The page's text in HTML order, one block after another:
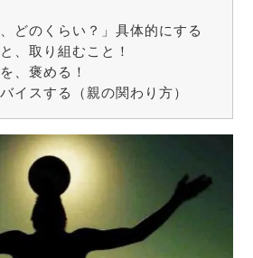
どのくらい？」具体的にする
、取り組むこと！
、褒める！
イスする（親の関わり方）